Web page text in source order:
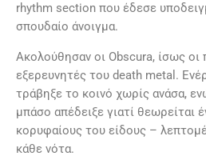
rhythm section που έδεσε
σπουδαίο άνοιγμα.
Ακολούθησαν οι Obscura, ίσως οι
εξερευνητές του death metal.
τράβηξε το κοινό χωρίς ανάσα,
μπάσο απέδειξε γιατί θεωρείται
κορυφαίους του είδους –
κάθε νότα.